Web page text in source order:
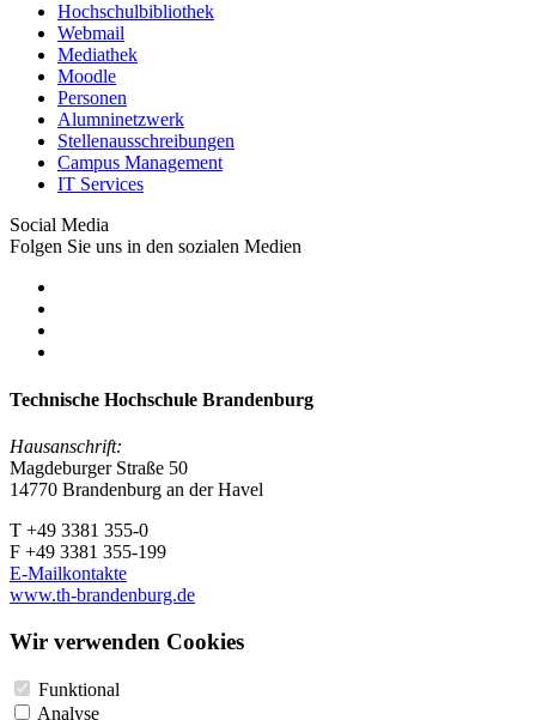
Hochschulbibliothek
Webmail
Mediathek
Moodle
Personen
Alumninetzwerk
Stellenausschreibungen
Campus Management
IT Services
Social Media
Folgen Sie uns in den sozialen Medien
Technische Hochschule Brandenburg
Hausanschrift:
Magdeburger Straße 50
14770 Brandenburg an der Havel
T +49 3381 355-0
F +49 3381 355-199
E-Mailkontakte
www.th-brandenburg.de
Wir verwenden Cookies
Funktional
Analyse